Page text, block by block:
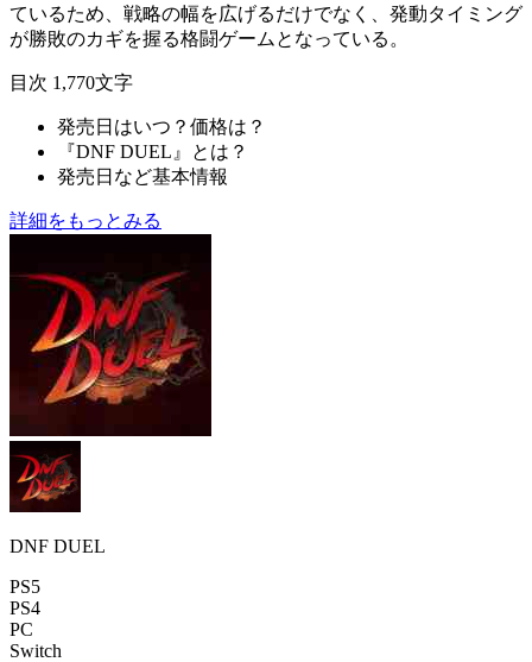
ているため、戦略の幅を広げるだけでなく、発動タイミング
が勝敗のカギを握る格闘ゲームとなっている。
目次 1,770文字
発売日はいつ？価格は？
『DNF DUEL』とは？
発売日など基本情報
詳細をもっとみる
DNF DUEL
PS5
PS4
PC
Switch